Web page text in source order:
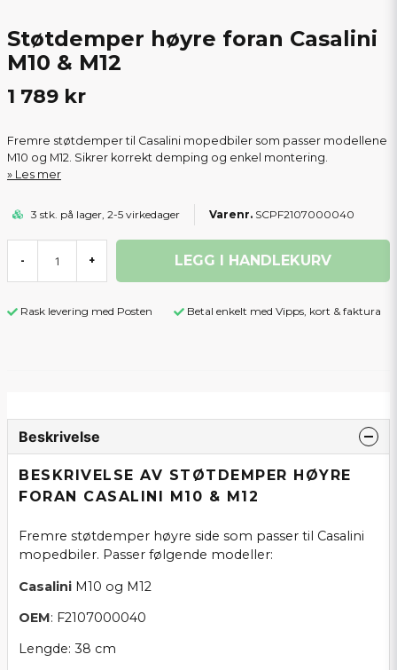
Støtdemper høyre foran Casalini
M10 & M12
1 789 kr
Fremre støtdemper til Casalini mopedbiler som passer modellene
M10 og M12. Sikrer korrekt demping og enkel montering.
Les mer
3 stk. på lager, 2-5 virkedager SCPF2107000040
- + LEGG I HANDLEKURV
Rask levering med Posten Betal enkelt med Vipps, kort & faktura
Beskrivelse
BESKRIVELSE AV STØTDEMPER HØYRE
FORAN CASALINI M10 & M12
Fremre støtdemper høyre side som passer til Casalini
mopedbiler. Passer følgende modeller:
Casalini M10 og M12
OEM: F2107000040
Lengde: 38 cm